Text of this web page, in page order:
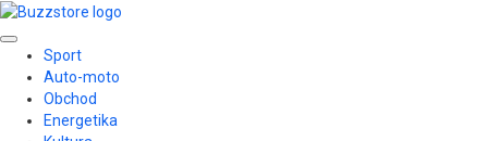
Skip
content
Primary
Menu
Sport
Auto-moto
Obchod
Energetika